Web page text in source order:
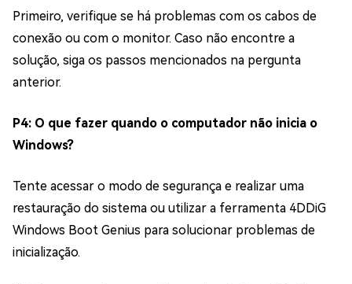
Primeiro, verifique se há problemas com os cabos de
conexão ou com o monitor. Caso não encontre a
solução, siga os passos mencionados na pergunta
anterior.
P4: O que fazer quando o computador não inicia o
Windows?
Tente acessar o modo de segurança e realizar uma
restauração do sistema ou utilizar a ferramenta 4DDiG
Windows Boot Genius para solucionar problemas de
inicialização.